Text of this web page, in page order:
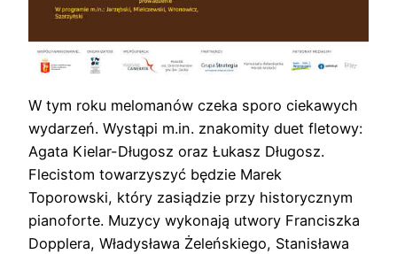
W tym roku melomanów czeka sporo ciekawych
wydarzeń. Wystąpi m.in. znakomity duet fletowy:
Agata Kielar-Długosz oraz Łukasz Długosz.
Flecistom towarzyszyć będzie Marek
Toporowski, który zasiądzie przy historycznym
pianoforte. Muzycy wykonają utwory Franciszka
Dopplera, Władysława Żeleńskiego, Stanisława